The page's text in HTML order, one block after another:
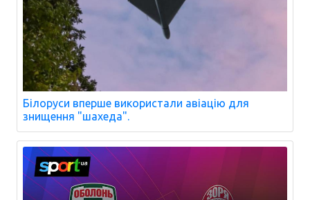
Білоруси вперше використали авіацію для
знищення "шахеда".